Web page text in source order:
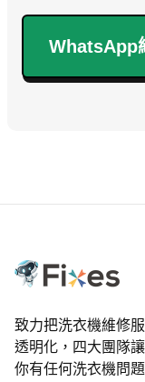
WhatsApp
致力把洗衣機維修
透明化，四大團隊
你有任何洗衣機問